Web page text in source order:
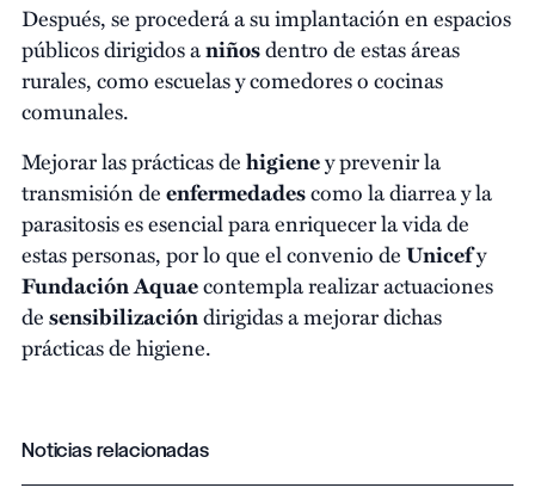
Después, se procederá a su implantación en espacios
públicos dirigidos aniñosdentro de estas áreas
rurales, como escuelas y comedores o cocinas
comunales.
Mejorar las prácticas dehigieney prevenir la
transmisión deenfermedadescomo la diarrea y la
parasitosis es esencial para enriquecer la vida de
estas personas, por lo que el convenio deUnicefy
Fundación Aquaecontempla realizar actuaciones
desensibilizacióndirigidas a mejorar dichas
prácticas de higiene.
Noticias relacionadas